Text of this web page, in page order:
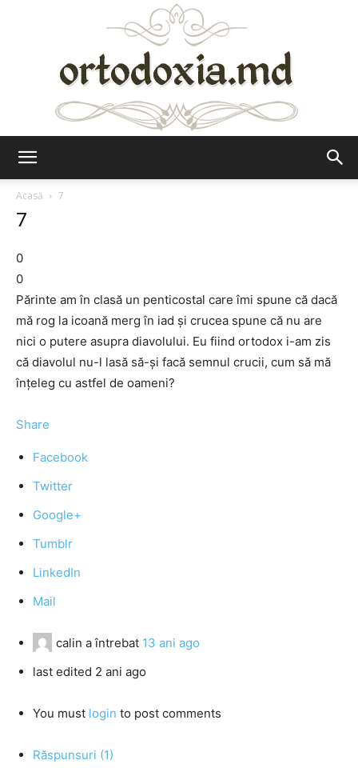
Acasă
7
7
0
0
Părinte am în clasă un penticostal care îmi spune că dacă
mă rog la icoană merg în iad și crucea spune că nu are
nici o putere asupra diavolului. Eu fiind ortodox i-am zis
că diavolul nu-l lasă să-și facă semnul crucii, cum să mă
înțeleg cu astfel de oameni?
Share
Facebook
Twitter
Google+
Tumblr
LinkedIn
Mail
calin a întrebat 13 ani ago
last edited 2 ani ago
You must login to post comments
Răspunsuri (1)